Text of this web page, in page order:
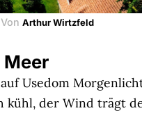
Von Arthur Wirtzfeld
Meer
Usedom
kühl, der Wind trägt